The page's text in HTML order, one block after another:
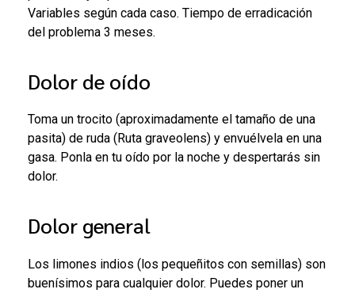
Variables según cada caso. Tiempo de erradicación
del problema 3 meses.
Dolor de oído
Toma un trocito (aproximadamente el tamaño de una
pasita) de ruda (Ruta graveolens) y envuélvela en una
gasa. Ponla en tu oído por la noche y despertarás sin
dolor.
Dolor general
Los limones indios (los pequeñitos con semillas) son
buenísimos para cualquier dolor. Puedes poner un